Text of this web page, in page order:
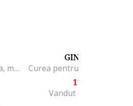
Curea dama, piele naturala, maro, M
GINO ROSSI
119
Vandut de Modivo PL